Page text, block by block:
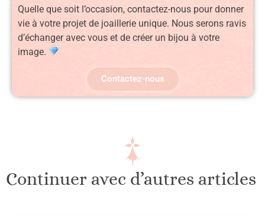
Quelle que soit l’occasion, contactez-nous pour donner
vie à votre projet de joaillerie unique. Nous serons ravis
d’échanger avec vous et de créer un bijou à votre
image.
Contactez-nous
Continuer avec d’autres articles